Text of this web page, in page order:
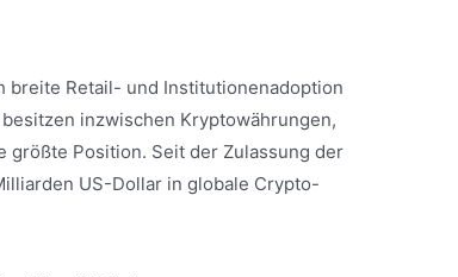
breite Retail- und Institutionenadoption
inzwischen Kryptowährungen,
Position. Seit der Zulassung der
US-Dollar in globale Crypto-